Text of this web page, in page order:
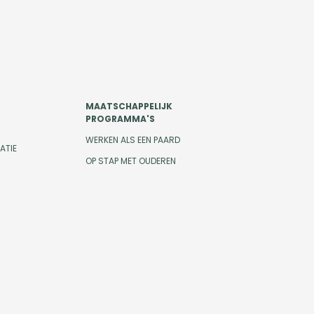
MAATSCHAPPELIJK
PROGRAMMA'S
WERKEN ALS EEN PAARD
OP STAP MET OUDEREN